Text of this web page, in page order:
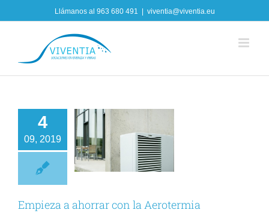
to
Llámanos al 963 680 491 viventia@viventia.eu
4
09, 2019
a ahorrar
la Aerotermia
Energía
Renovable
Empieza a ahorrar con la Aerotermia